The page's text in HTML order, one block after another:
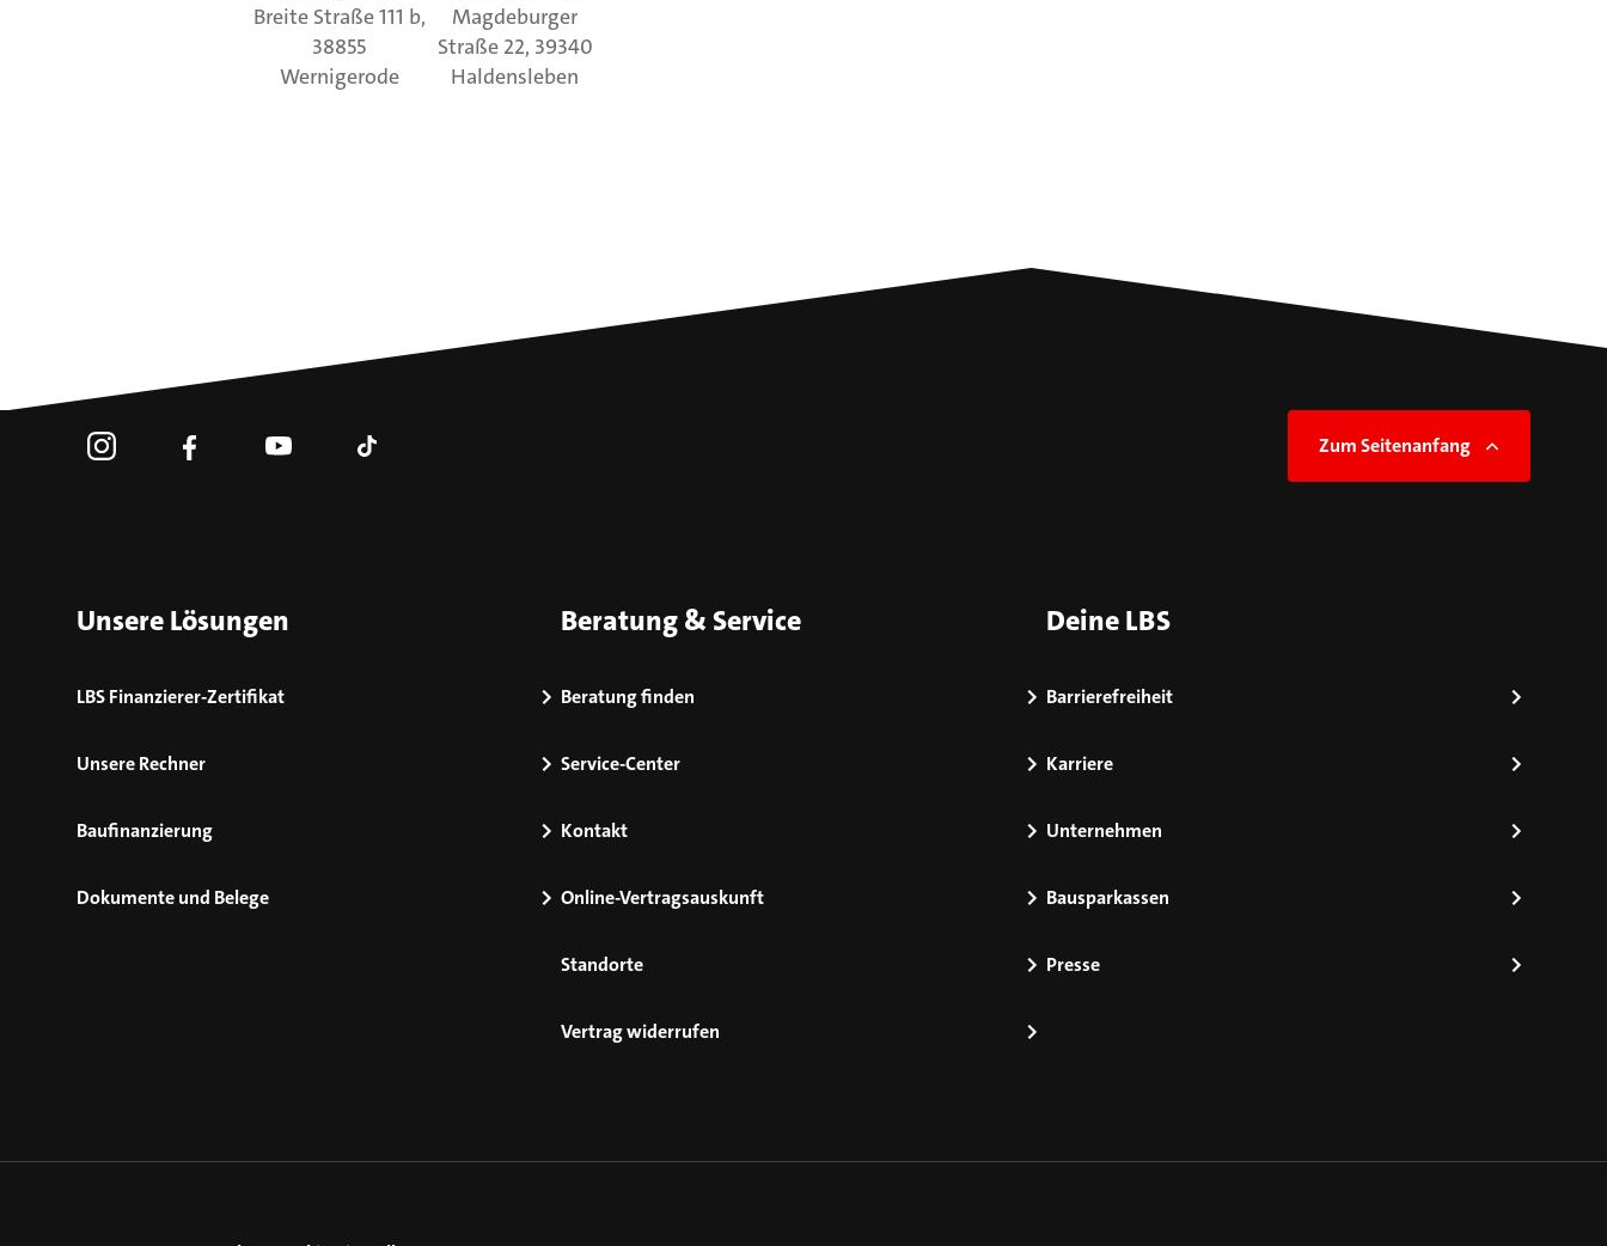
Breite Straße111 b,
38855
Wernigerode
Magdeburger
Straße 22, 39340
Haldensleben
Zum Seitenanfang
Unsere Lösungen
LBS Finanzierer-Zertifikat
Unsere Rechner
Baufinanzierung
Dokumente und Belege
Beratung & Service
Beratung finden
Service-Center
Kontakt
Online-Vertragsauskunft
Standorte
Vertrag widerrufen
Deine LBS
Barrierefreiheit
Karriere
Unternehmen
Bausparkassen
Presse